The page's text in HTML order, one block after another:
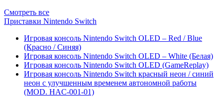
Смотреть все
Приставки Nintendo Switch
Игровая консоль Nintendo Switch OLED – Red / Blue
(Красно / Синяя)
Игровая консоль Nintendo Switch OLED – White (Белая)
Игровая консоль Nintendo Switch OLED (GameReplay)
Игровая консоль Nintendo Switch красный неон / синий
неон с улучшенным временем автономной работы
(MOD. HAC-001-01)